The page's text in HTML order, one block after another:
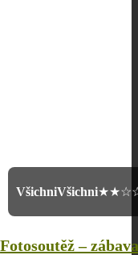
VšichniVšichni
Fotosoutěž –